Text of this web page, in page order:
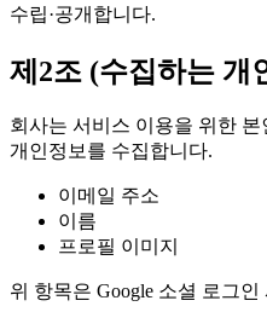
수립·공개합니다.
제2조 (수집하는 개
회사는 서비스 이용을 위한 본
개인정보를 수집합니다.
이메일 주소
이름
프로필 이미지
위 항목은 Google 소셜 로그